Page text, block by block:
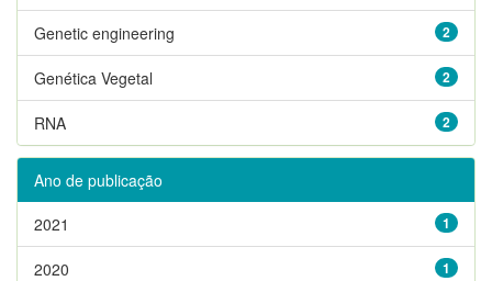
2
Genetic engineering
2
Genética Vegetal
2
RNA
Ano de publicação
1
2021
1
2020